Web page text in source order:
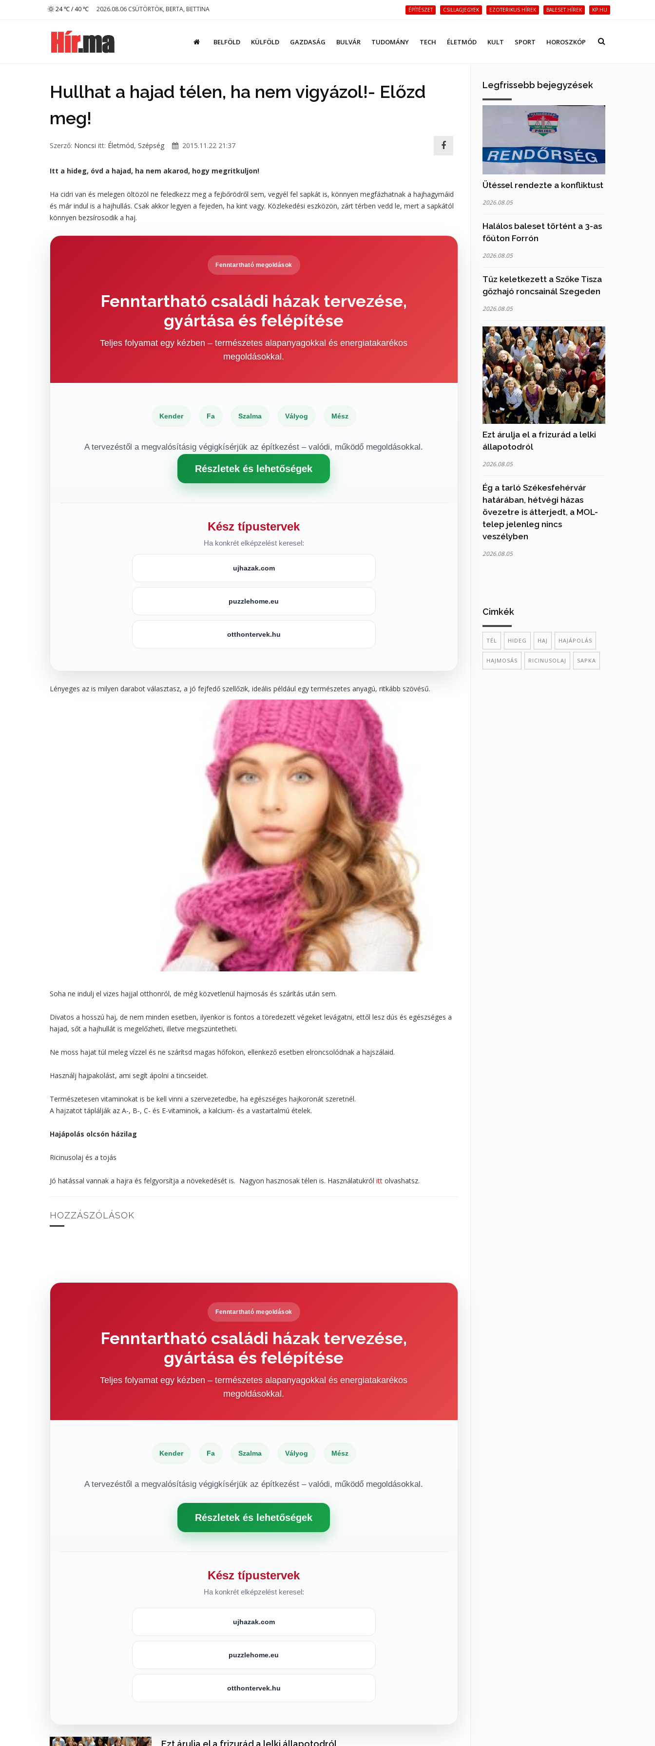
24 ℃ / 40 ℃ 2026.08.06 CSÜTÖRTÖK, BERTA, BETTINA ÉPÍTÉSZET CSILLAGJEGYEK EZOTERIKUS HÍREK BALESET HÍREK KP.HU
BELFÖLD KÜLFÖLD GAZDASÁG BULVÁR TUDOMÁNY TECH ÉLETMÓD KULT SPORT HOROSZKÓP
Hullhat a hajad télen, ha nem vigyázol!- Előzd
meg!
Szerző: Noncsi itt: Életmód, Szépség 2015.11.22 21:37
Itt a hideg, óvd a hajad, ha nem akarod, hogy megritkuljon!
Ha cidri van és melegen öltözöl ne feledkezz meg a fejbőrödről sem, vegyél fel sapkát is, könnyen megfázhatnak a hajhagymáid
és már indul is a hajhullás. Csak akkor legyen a fejeden, ha kint vagy. Közlekedési eszközön, zárt térben vedd le, mert a sapkától
könnyen bezsírosodik a haj.
Fenntartható megoldások
Fenntartható családi házak tervezése,
gyártása és felépítése
Teljes folyamat egy kézben – természetes alapanyagokkal és energiatakarékos
megoldásokkal.
Kender Fa Szalma Vályog Mész
A tervezéstől a megvalósításig végigkísérjük az építkezést – valódi, működő megoldásokkal.
Részletek és lehetőségek
Kész típustervek
Ha konkrét elképzelést keresel:
ujhazak.com
puzzlehome.eu
otthontervek.hu
Lényeges az is milyen darabot választasz, a jó fejfedő szellőzik, ideális például egy természetes anyagú, ritkább szövésű.
Soha ne indulj el vizes hajjal otthonról, de még közvetlenül hajmosás és szárítás után sem.
Divatos a hosszú haj, de nem minden esetben, ilyenkor is fontos a töredezett végeket levágatni, ettől lesz dús és egészséges a
hajad, sőt a hajhullát is megelőzheti, illetve megszüntetheti.
Ne moss hajat túl meleg vízzel és ne szárítsd magas hőfokon, ellenkező esetben elroncsolódnak a hajszálaid.
Használj hajpakolást, ami segít ápolni a tincseidet.
Természetesen vitaminokat is be kell vinni a szervezetedbe, ha egészséges hajkoronát szeretnél.
A hajzatot táplálják az A-, B-, C- és E-vitaminok, a kalcium- és a vastartalmú ételek.
Hajápolás olcsón házilag
Ricinusolaj és a tojás
Jó hatással vannak a hajra és felgyorsítja a növekedését is. Nagyon hasznosak télen is. Használatukról itt olvashatsz.
HOZZÁSZÓLÁSOK
Fenntartható megoldások
Fenntartható családi házak tervezése,
gyártása és felépítése
Teljes folyamat egy kézben – természetes alapanyagokkal és energiatakarékos
megoldásokkal.
Kender Fa Szalma Vályog Mész
A tervezéstől a megvalósításig végigkísérjük az építkezést – valódi, működő megoldásokkal.
Részletek és lehetőségek
Kész típustervek
Ha konkrét elképzelést keresel:
ujhazak.com
puzzlehome.eu
otthontervek.hu
Legfrissebb bejegyzések
Ütéssel rendezte a konfliktust
2026.08.05
Halálos baleset történt a 3-as
főúton Forrón
2026.08.05
Tűz keletkezett a Szőke Tisza
gőzhajó roncsainál Szegeden
2026.08.05
Ezt árulja el a frizurád a lelki
állapotodról
2026.08.05
Ég a tarló Székesfehérvár
határában, hétvégi házas
övezetre is átterjedt, a MOL-
telep jelenleg nincs
veszélyben
2026.08.05
Cimkék
TÉL HIDEG HAJ HAJÁPOLÁS
HAJMOSÁS RICINUSOLAJ SAPKA